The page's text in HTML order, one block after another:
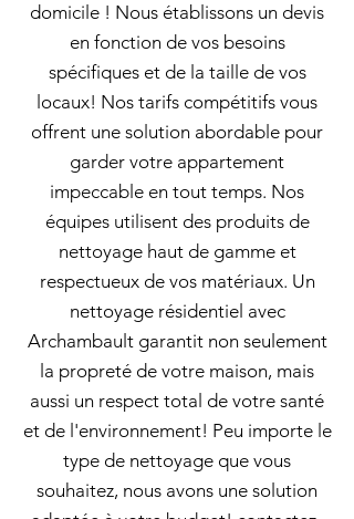
domicile ! Nous établissons un devis
en fonction de vos besoins
spécifiques et de la taille de vos
locaux! Nos tarifs compétitifs vous
offrent une solution abordable pour
garder votre appartement
impeccable en tout temps. Nos
équipes utilisent des produits de
nettoyage haut de gamme et
respectueux de vos matériaux. Un
nettoyage résidentiel avec
Archambault garantit non seulement
la propreté de votre maison, mais
aussi un respect total de votre santé
et de l'environnement! Peu importe le
type de nettoyage que vous
souhaitez, nous avons une solution